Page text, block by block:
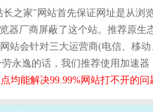
之家"网站首先保证网址是从浏
厂商屏蔽了这个站。推荐原生
站会针对三大运营商(电信、移
永逸的话，我们推荐使用加速
均能解决99.99%网站打不开的问